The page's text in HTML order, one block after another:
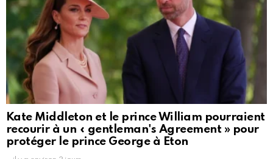
Kate Middleton et le prince William pourraient
recourir à un « gentleman's Agreement » pour
protéger le prince George à Eton